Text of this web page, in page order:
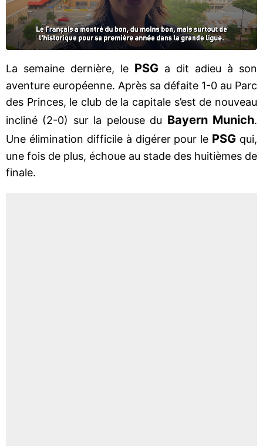
La semaine dernière, le PSG a dit adieu à son
aventure européenne. Après sa défaite 1-0 au Parc
des Princes, le club de la capitale s’est de nouveau
incliné (2-0) sur la pelouse du Bayern Munich.
Une élimination difficile à digérer pour le PSG qui,
une fois de plus, échoue au stade des huitièmes de
finale.